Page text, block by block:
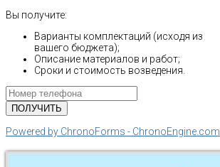
Вы получите:
Варианты комплектаций (исходя из
вашего бюджета);
Описание материалов и работ;
Сроки и стоимость возведения.
Powered by ChronoForms - ChronoEngine.com